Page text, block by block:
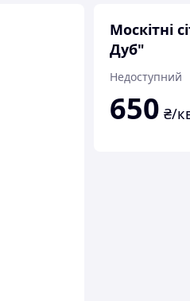
Москітні
Дуб"
Недоступний
650 ₴/